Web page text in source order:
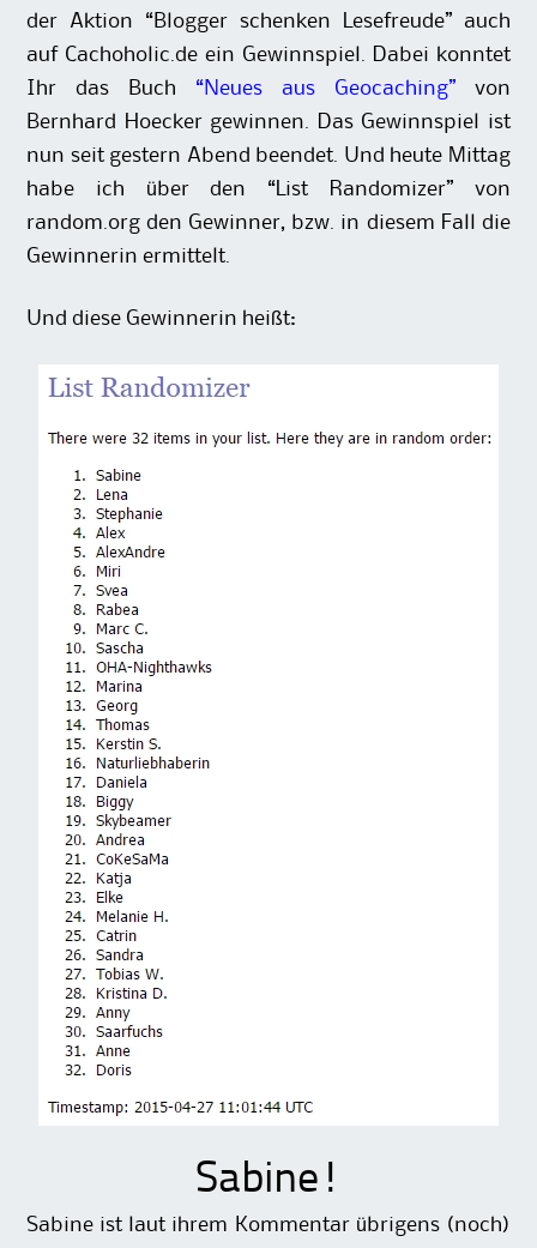
der Aktion “Blogger schenken Lesefreude” auch
auf Cachoholic.de ein Gewinnspiel. Dabei konntet
Ihr das Buch “Neues aus Geocaching”
von
Bernhard Hoecker gewinnen. Das Gewinnspiel ist
nun seit gestern Abend beendet. Und heute Mittag
habe ich über den “List Randomizer” von
random.org den Gewinner, bzw. in diesem Fall die
Gewinnerin ermittelt.
Und diese Gewinnerin heißt:
Sabine!
Sabine ist laut ihrem Kommentar übrigens (noch)